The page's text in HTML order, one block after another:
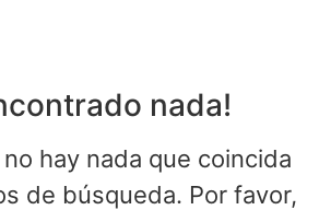
nada!
hay nada que coincida
de búsqueda. Por favor,